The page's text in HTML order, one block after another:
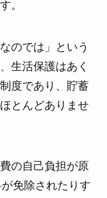
。
のでは」という
生活保護はあく
度であり、貯蓄
とんどありませ
の自己負担が原
免除されたりす